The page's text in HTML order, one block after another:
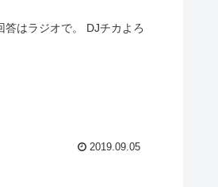
はラジオで。 DJチカよろ
2019.09.05